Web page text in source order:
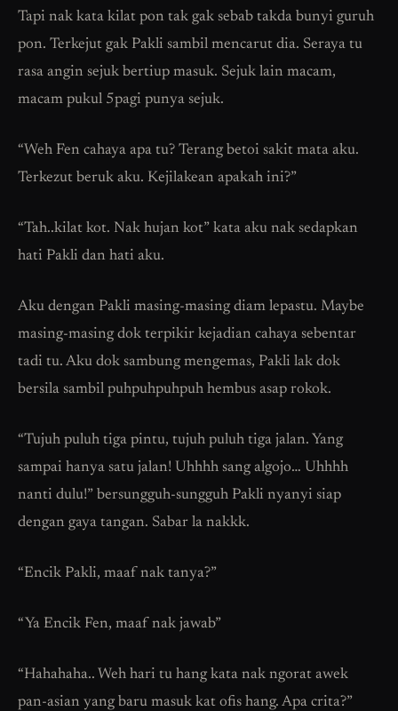
Tapi nak kata kilat pon tak gak sebab takda bunyi guruh
pon. Terkejut gak Pakli sambil mencarut dia. Seraya tu
rasa angin sejuk bertiup masuk. Sejuk lain macam,
macam pukul 5pagi punya sejuk.
“Weh Fen cahaya apa tu? Terang betoi sakit mata aku.
Terkezut beruk aku. Kejilakean apakah ini?”
“Tah..kilat kot. Nak hujan kot” kata aku nak sedapkan
hati Pakli dan hati aku.
Aku dengan Pakli masing-masing diam lepastu. Maybe
masing-masing dok terpikir kejadian cahaya sebentar
tadi tu. Aku dok sambung mengemas, Pakli lak dok
bersila sambil puhpuhpuhpuh hembus asap rokok.
“Tujuh puluh tiga pintu, tujuh puluh tiga jalan. Yang
sampai hanya satu jalan! Uhhhh sang algojo… Uhhhh
nanti dulu!” bersungguh-sungguh Pakli nyanyi siap
dengan gaya tangan. Sabar la nakkk.
“Encik Pakli, maaf nak tanya?”
“Ya Encik Fen, maaf nak jawab”
“Hahahaha.. Weh hari tu hang kata nak ngorat awek
pan-asian yang baru masuk kat ofis hang. Apa crita?”